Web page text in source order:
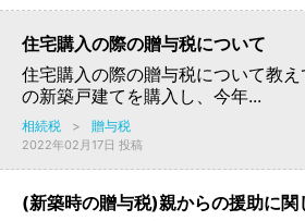
住宅購入の際の贈与税について
住宅購入の際の贈与税について教
の新築戸建てを購入し、今年...
相続税 > 贈与税
2022年02月17日 投稿
(新築時の贈与税)親からの援助に関